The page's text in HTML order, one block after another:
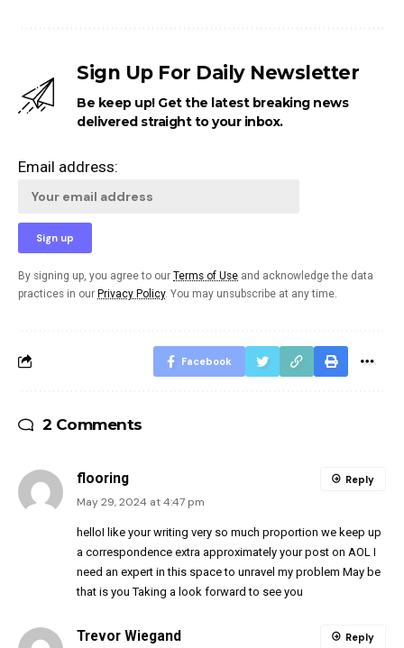
Sign Up For Daily Newsletter
Be keep up! Get the latest breaking news
delivered straight to your inbox.
Email address:
By signing up, you agree to our Terms of Use and acknowledge the data
practices in our Privacy Policy. You may unsubscribe at any time.
Facebook
2 Comments
flooring
May 29, 2024 at 4:47 pm
helloI like your writing very so much proportion we keep up
a correspondence extra approximately your post on AOL I
need an expert in this space to unravel my problem May be
that is you Taking a look forward to see you
Reply
Trevor Wiegand Reply